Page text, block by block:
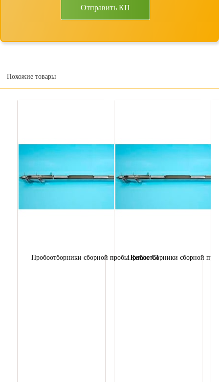
Отправить КП
Похожие товары
Пробоотборники сборной пробы Rembe С1Пробоотборники сборной